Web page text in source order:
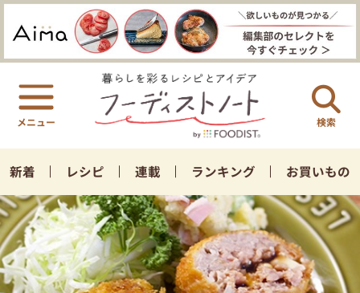
検索
新着 レシピ 連載 ランキング お買いもの